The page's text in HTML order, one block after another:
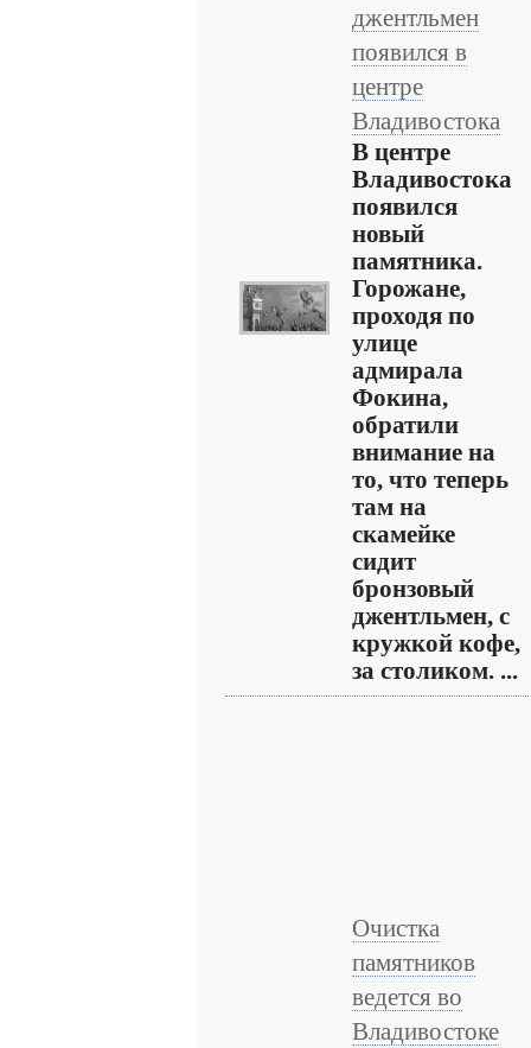
джентльмен
появился в
центре
Владивостока
В центре
Владивостока
появился
новый
памятника.
Горожане,
проходя по
улице
адмирала
Фокина,
обратили
внимание на
то, что теперь
там на
скамейке
сидит
бронзовый
джентльмен, с
кружкой кофе,
за столиком. ...
Очистка
памятников
ведется во
Владивостоке